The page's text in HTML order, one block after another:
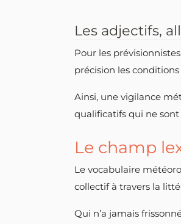
Les adjectifs,
Pour les
précision les
Ainsi, une vigilance
qualificatifs qui ne
Le champ
Le vocabulaire
collectif à travers la
Qui n’a jamais